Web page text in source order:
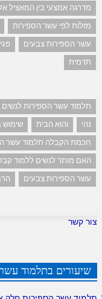
מדרגה אמצעי בין המאציל
מזלות לפי עשר הספירות
עשר הספירות צבעים
תדמית
תלמוד עשר הספירות לנשים
נהי
והוא הבית
שימוש
חכמת הקבלה תלמוד עשר
האם מותר לנשים ללמוד
עשר הספירות צבעים
צור קשר
שיעורים בתלמוד